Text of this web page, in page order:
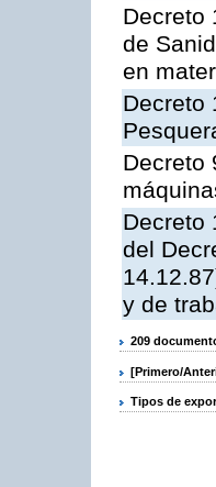
Decreto
de
en
Decreto
Decreto
Decreto
del
y de
209
[Primero/
Tipos de